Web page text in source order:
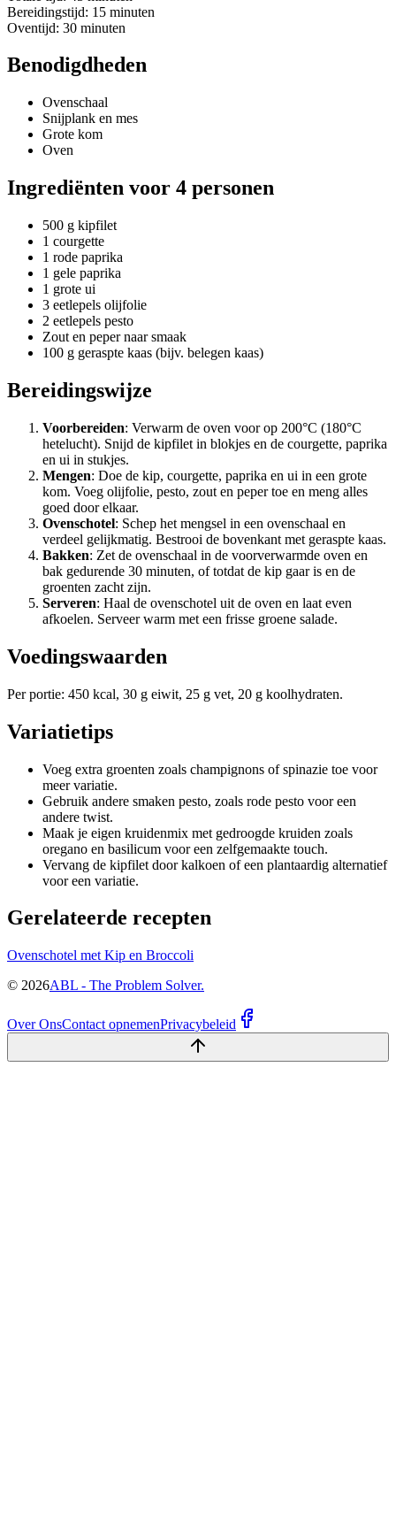
Bereidingstijd: 15 minuten
Oventijd: 30 minuten
Benodigdheden
Ovenschaal
Snijplank en mes
Grote kom
Oven
Ingrediënten voor 4 personen
500 g kipfilet
1 courgette
1 rode paprika
1 gele paprika
1 grote ui
3 eetlepels olijfolie
2 eetlepels pesto
Zout en peper naar smaak
100 g geraspte kaas (bijv. belegen kaas)
Bereidingswijze
Voorbereiden: Verwarm de oven voor op 200°C (180°C
hetelucht). Snijd de kipfilet in blokjes en de courgette, paprika
en ui in stukjes.
Mengen: Doe de kip, courgette, paprika en ui in een grote
kom. Voeg olijfolie, pesto, zout en peper toe en meng alles
goed door elkaar.
Ovenschotel: Schep het mengsel in een ovenschaal en
verdeel gelijkmatig. Bestrooi de bovenkant met geraspte kaas.
Bakken: Zet de ovenschaal in de voorverwarmde oven en
bak gedurende 30 minuten, of totdat de kip gaar is en de
groenten zacht zijn.
Serveren: Haal de ovenschotel uit de oven en laat even
afkoelen. Serveer warm met een frisse groene salade.
Voedingswaarden
Per portie: 450 kcal, 30 g eiwit, 25 g vet, 20 g koolhydraten.
Variatietips
Voeg extra groenten zoals champignons of spinazie toe voor
meer variatie.
Gebruik andere smaken pesto, zoals rode pesto voor een
andere twist.
Maak je eigen kruidenmix met gedroogde kruiden zoals
oregano en basilicum voor een zelfgemaakte touch.
Vervang de kipfilet door kalkoen of een plantaardig alternatief
voor een variatie.
Gerelateerde recepten
Ovenschotel met Kip en Broccoli
© 2026ABL - The Problem Solver.
Over OnsContact opnemenPrivacybeleid